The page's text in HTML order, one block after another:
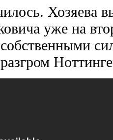
Хозяева
уже на